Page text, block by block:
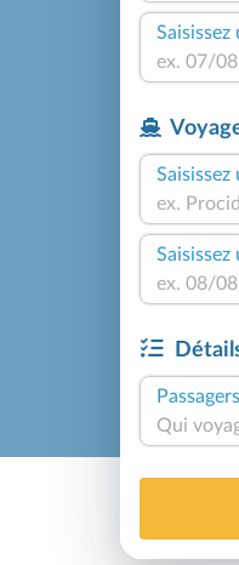
Passagers
Qui